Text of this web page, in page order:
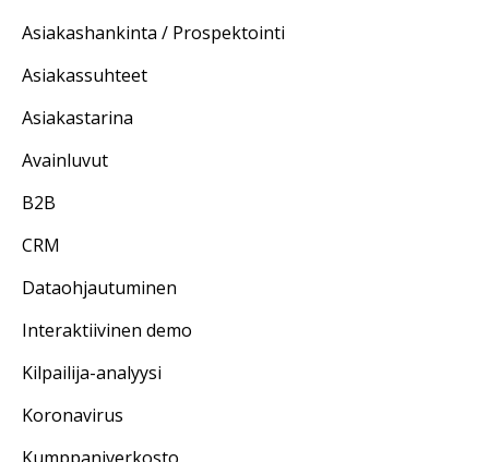
Asiakashankinta / Prospektointi
Asiakassuhteet
Asiakastarina
Avainluvut
B2B
CRM
Dataohjautuminen
Interaktiivinen demo
Kilpailija-analyysi
Koronavirus